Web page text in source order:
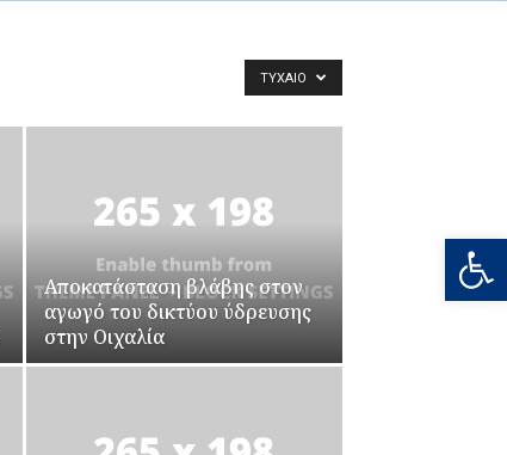
ΤΥΧΑΊΟ
Αποκατάσταση βλάβης στον
αγωγό του δικτύου ύδρευσης
στην Οιχαλία